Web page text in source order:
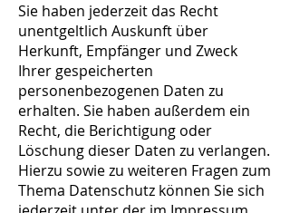
Sie haben jederzeit das Recht
unentgeltlich Auskunft über
Herkunft, Empfänger und Zweck
Ihrer gespeicherten
personenbezogenen Daten zu
erhalten. Sie haben außerdem ein
Recht, die Berichtigung oder
Löschung dieser Daten zu verlangen.
Hierzu sowie zu weiteren Fragen zum
Thema Datenschutz können Sie sich